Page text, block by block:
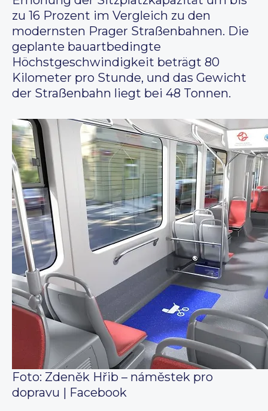
zu 16 Prozent im Vergleich zu den
modernsten Prager Straßenbahnen. Die
geplante bauartbedingte
Höchstgeschwindigkeit beträgt 80
Kilometer pro Stunde, und das Gewicht
der Straßenbahn liegt bei 48 Tonnen.
Foto: Zdeněk Hřib – náměstek pro
dopravu | Facebook